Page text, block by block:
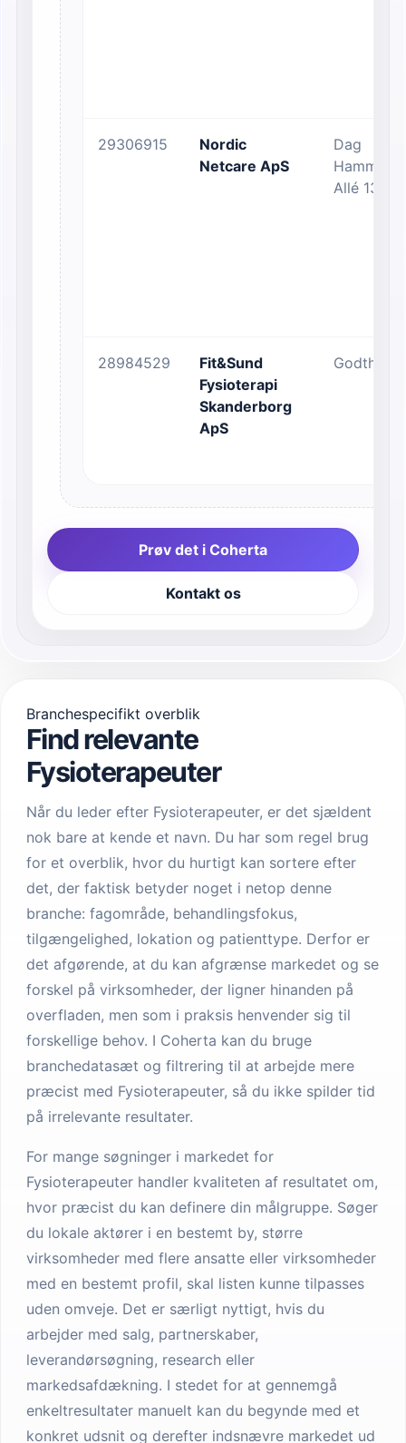
29306915
Nordic
Netcare ApS
Dag
Allé 13
28984529
Fit&Sund
Fysioterapi
Skanderborg
ApS
Prøv det i Coherta
Kontakt os
Branchespecifikt overblik
Find relevante
Fysioterapeuter
Når du leder efter Fysioterapeuter, er det sjældent
nok bare at kende et navn. Du har som regel brug
for et overblik, hvor du hurtigt kan sortere efter
det, der faktisk betyder noget i netop denne
branche: fagområde, behandlingsfokus,
tilgængelighed, lokation og patienttype. Derfor er
det afgørende, at du kan afgrænse markedet og se
forskel på virksomheder, der ligner hinanden på
overfladen, men som i praksis henvender sig til
forskellige behov. I Coherta kan du bruge
branchedatasæt og filtrering til at arbejde mere
præcist med Fysioterapeuter, så du ikke spilder tid
på irrelevante resultater.
For mange søgninger i markedet for
Fysioterapeuter handler kvaliteten af resultatet om,
hvor præcist du kan definere din målgruppe. Søger
du lokale aktører i en bestemt by, større
virksomheder med flere ansatte eller virksomheder
med en bestemt profil, skal listen kunne tilpasses
uden omveje. Det er særligt nyttigt, hvis du
arbejder med salg, partnerskaber,
leverandørsøgning, research eller
markedsafdækning. I stedet for at gennemgå
enkeltresultater manuelt kan du begynde med et
konkret udsnit og derefter indsnævre markedet ud